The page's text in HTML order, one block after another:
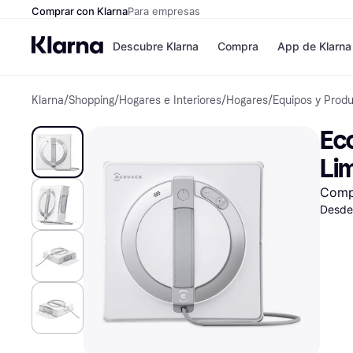
Comprar con KlarnaPara empresas
Descubre Klarna
Formas de
Paga ahora
Paga en 3 plazos
Paga en 30 días
Financiación
Klarna en Apple
Compra
Tiendas
Zalando
JD Sports
App de Klarna
Klarna/Shopping/Hogares e Interiores/Hogares/Equipos y